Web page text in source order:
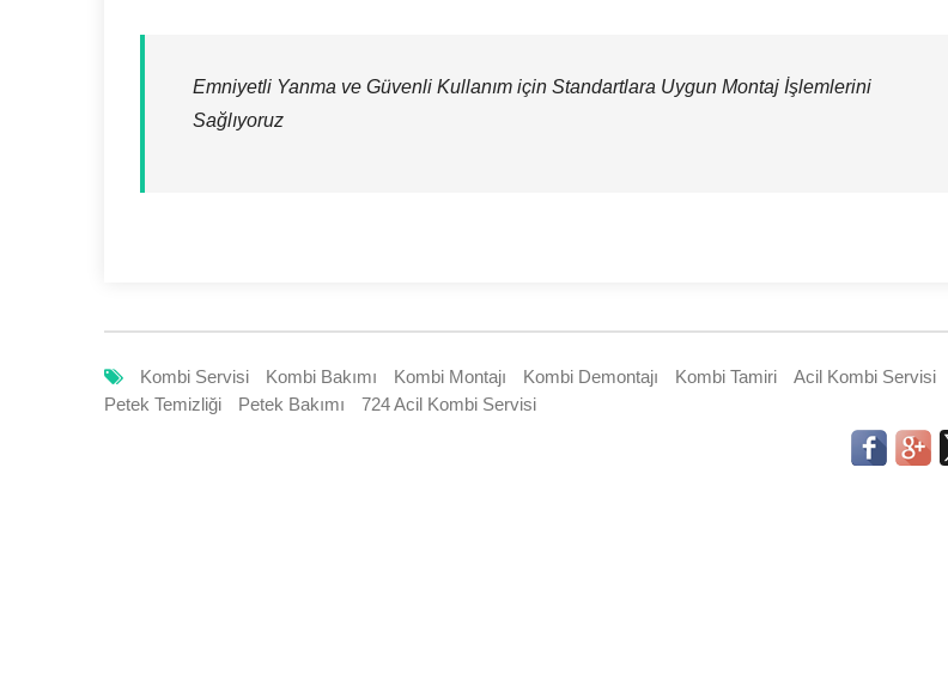
Emniyetli Yanma ve Güvenli Kullanım için Standartlara Uygun Montaj İşlemlerini
Sağlıyoruz
Kombi Servisi Kombi Bakımı Kombi Montajı Kombi Demontajı Kombi Tamiri
Acil Kombi Servisi
Petek Temizliği
Petek Bakımı 724 Acil Kombi Servisi